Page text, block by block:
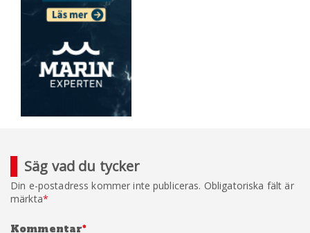
Säg vad du tycker
Din e-postadress kommer inte publiceras. Obligatoriska fält är
märkta*
Kommentar*